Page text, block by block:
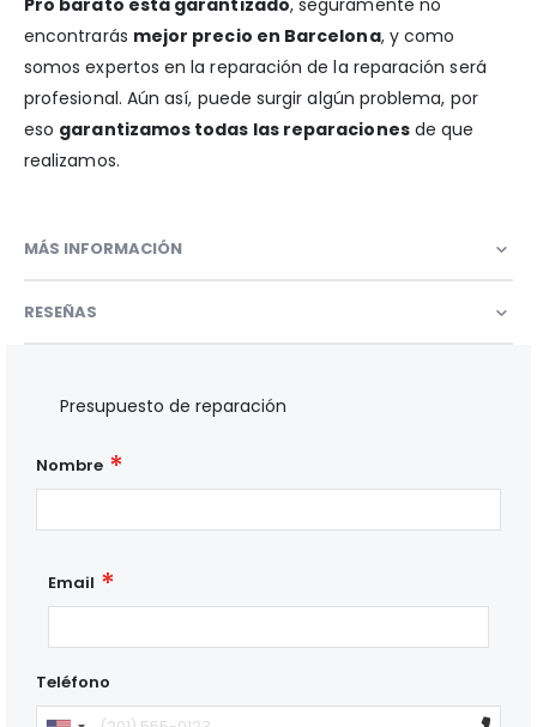
Pro barato está garantizado, seguramente no
encontrarás mejor precio en Barcelona, y como
somos expertos en la reparación de la reparación será
profesional. Aún así, puede surgir algún problema, por
eso garantizamos todas las reparacionesde que
realizamos.
MÁS INFORMACIÓN
RESEÑAS
Presupuesto de reparación
Nombre
Email
Teléfono